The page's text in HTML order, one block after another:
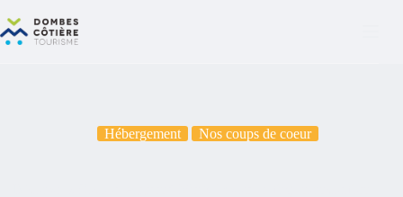
Hébergement Nos coups de coeur